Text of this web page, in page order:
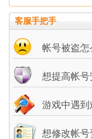
客服手把手
帐号被盗怎
想提高帐号
游戏中遇到
想修改帐号